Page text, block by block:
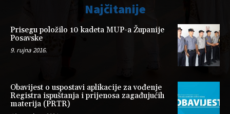
Najčitanije
Prisegu položilo 10 kadeta MUP-a Županije
Posavske
9. rujna 2016.
Obavijest o uspostavi aplikacije za vođenje
Registra ispuštanja i prijenosa zagađujućih
materija (PRTR)